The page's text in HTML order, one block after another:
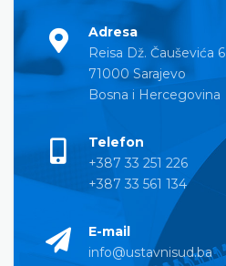
Adresa
Reisa Dž. Čauševića 6
71000 Sarajevo
Bosna i Hercegovina
Telefon
+387 33 251 226
+387 33 561 134
E-mail
info@ustavnisud.ba